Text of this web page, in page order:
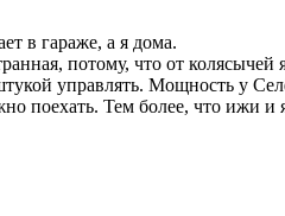
в гараже, а я дома.
потому, что от колясычей
управлять. Мощность у
поехать. Тем более, что ижи и